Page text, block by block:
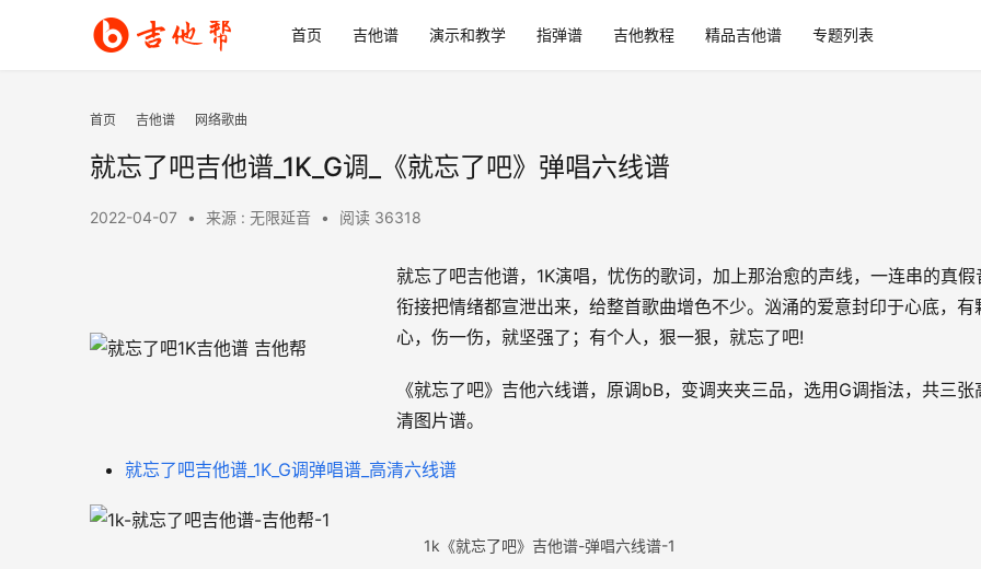
首页 吉他谱 演示和教学 指弹谱 吉他教程 精品吉他谱 专题列表
首页 吉他谱 网络歌曲
就忘了吧吉他谱_1K_G调_《就忘了吧》弹唱六线谱
2022-04-07 • 来源 : 无限延音 • 阅读 36318
就忘了吧吉他谱，1K演唱，忧伤的歌词，加上那治愈的声线，一连串的真假
衔接把情绪都宣泄出来，给整首歌曲增色不少。汹涌的爱意封印于心底，有
心，伤一伤，就坚强了；有个人，狠一狠，就忘了吧!
《就忘了吧》吉他六线谱，原调bB，变调夹夹三品，选用G调指法，共三张
清图片谱。
就忘了吧吉他谱_1K_G调弹唱谱_高清六线谱
1k《就忘了吧》吉他谱-弹唱六线谱-1